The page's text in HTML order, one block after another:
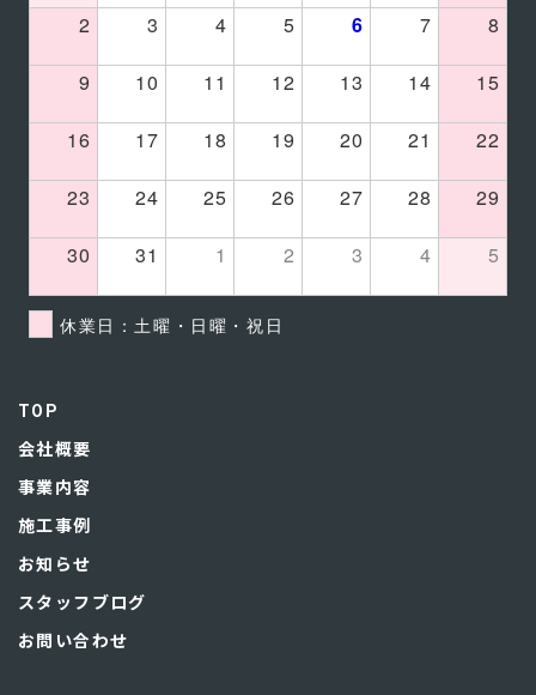
TOP
会社概要
事業内容
施工事例
お知らせ
スタッフブログ
お問い合わせ
2 3 4 5 6 7 8
9 10 11 12 13 14 15
16 17 18 19 20 21 22
23 24 25 26 27 28 29
30 31 1 2 3 4 5
休業日：土曜・日曜・祝日